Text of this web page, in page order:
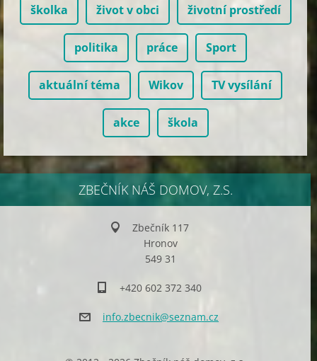
školka život v obci životní prostředí
politika práce Sport
aktuální téma Wikov TV vysílání
akce škola
ZBEČNÍK NÁŠ DOMOV, Z.S.
Zbečník 117
Hronov
549 31
+420 602 372 340
info.zbecnik@seznam.cz